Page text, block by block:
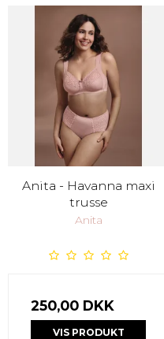
Anita - Havanna maxi
trusse
Anita
250,00 DKK
VIS PRODUKT